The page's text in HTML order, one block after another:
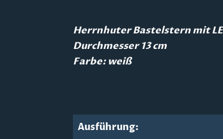
Herrnhuter Bastelstern mit
Durchmesser 13 cm
Farbe: weiß
Ausführung: